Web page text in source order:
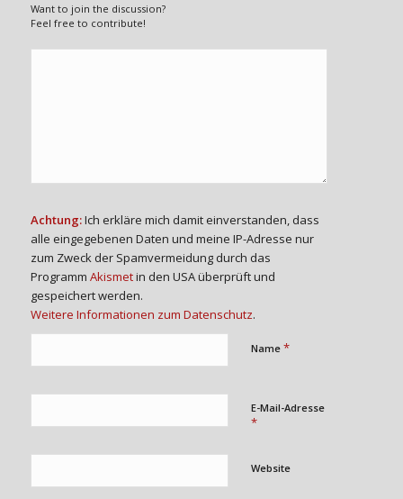
Want to join the discussion?
Feel free to contribute!
Achtung:Ich erkläre mich damit einverstanden, dass
alle eingegebenen Daten und meine IP-Adresse nur
zum Zweck der Spamvermeidung durch das
Programm Akismetin den USA überprüft und
gespeichert werden.
Weitere Informationen zum Datenschutz.
Name *
E-Mail-Adresse
*
Website